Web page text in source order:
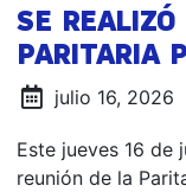
SE
PARITARIA
julio 16, 2026
Este jueves 16 de
reunión de la